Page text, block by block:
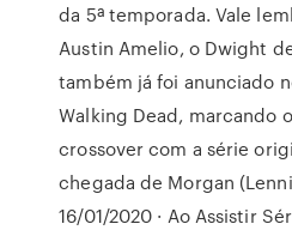
da 5ª temporada. Vale
Austin Amelio, o Dwight
também já foi anunciado
Walking Dead, marcando
crossover com a série
chegada de Morgan
16/01/2020 · Ao Assistir